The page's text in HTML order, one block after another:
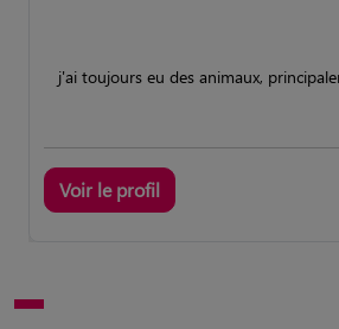
j'ai toujours eu des animaux,
Voir le profil